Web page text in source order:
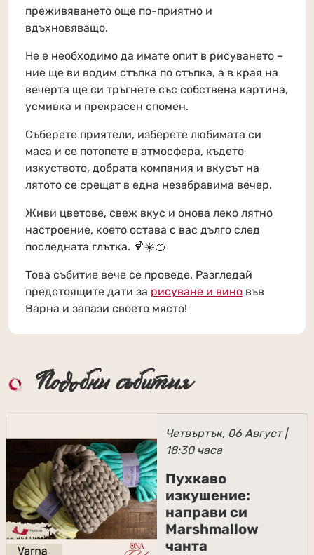
преживяването още по-приятно и
вдъхновяващо.
Не е необходимо да имате опит в рисуването –
ние ще ви водим стъпка по стъпка, а в края на
вечерта ще си тръгнете със собствена картина,
усмивка и прекрасен спомен.
Съберете приятели, изберете любимата си
маса и се потопете в атмосфера, където
изкуството, добрата компания и вкусът на
лятото се срещат в една незабравима вечер.
Живи цветове, свеж вкус и онова леко лятно
настроение, което остава с вас дълго след
последната глътка. 🍹☀️🍊
Това събитие вече се проведе. Разгледай
предстоящите дати за рисуване и вино във
Варна и запази своето място!
Подобни събития
Четвъртък, 06 Август |
18:30 часа
Пухкаво
изкушение:
направи си
Marshmallow
чанта